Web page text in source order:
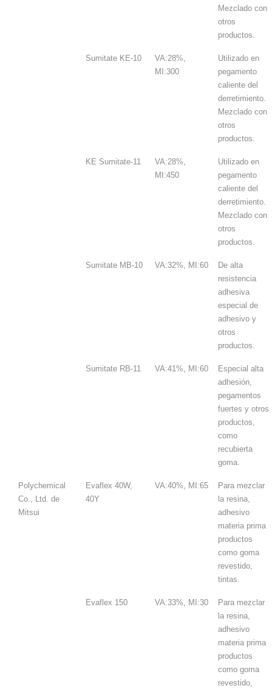
Mezclado con
otros
productos.
Sumitate KE-10
VA:28%,
MI:300
Utilizado en
pegamento
caliente del
derretimiento.
Mezclado con
otros
productos.
KE Sumitate-11
VA:28%,
MI:450
Utilizado en
pegamento
caliente del
derretimiento.
Mezclado con
otros
productos.
Sumitate MB-10 VA:32%, MI:60
De alta
resistencia
adhesiva
especial de
adhesivo y
otros
productos.
Sumitate RB-11 VA:41%, MI:60
Especial alta
adhesión,
pegamentos
fuertes y otros
productos,
como
recubierta
goma.
Polychemical
Co., Ltd. de
Mitsui
Evaflex 40W,
40Y
VA:40%, MI:65
Para mezclar
la resina,
adhesivo
materia prima
productos
como goma
revestido,
tintas.
Evaflex 150 VA:33%, MI:30
Para mezclar
la resina,
adhesivo
materia prima
productos
como goma
revestido,